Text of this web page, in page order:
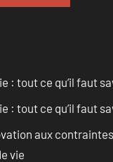
: tout ce qu’il faut
: tout ce qu’il faut
aux
vie